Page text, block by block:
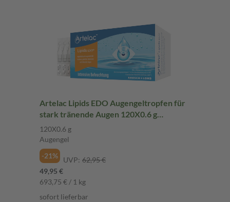
Artelac Lipids EDO Augengeltropfen für
stark tränende Augen 120X0.6 g
Augengel
120X0.6 g
Augengel
-21%
UVP: 62,95 €
49,95 €
693,75 € / 1 kg
sofort lieferbar